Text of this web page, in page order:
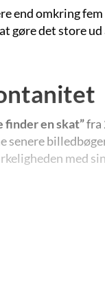
end omkring
gøre det store
finder en skat”fra
senere
med